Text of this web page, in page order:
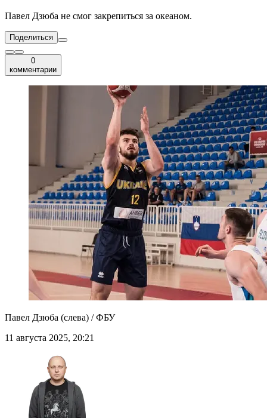
Павел Дзюба не смог закрепиться за океаном.
Поделиться
0
комментарии
Павел Дзюба (слева) / ФБУ
11 августа 2025, 20:21